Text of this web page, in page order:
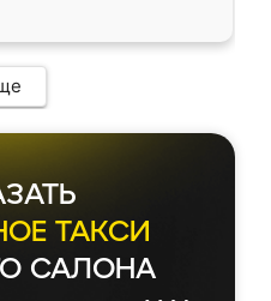
ТАКСИ
САЛОНА